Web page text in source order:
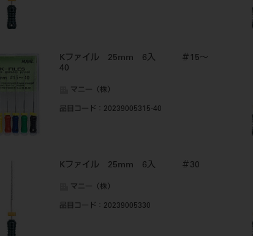
Kファイル 25mm 6入 ＃15～
40
マニー（株）
品目コード ：20239005315-40
Kファイル 25mm 6入 ＃30
マニー（株）
品目コード ：20239005330